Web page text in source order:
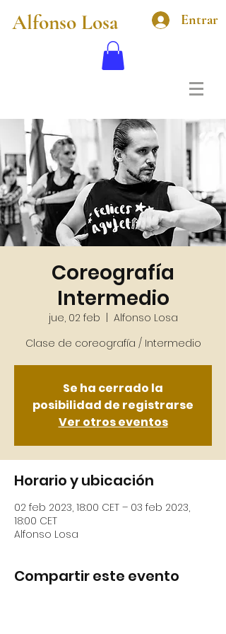
Alfonso Losa Entrar
Coreografía
Intermedio
jue, 02 feb
  |
Alfonso Losa
Se ha cerrado la
posibilidad de registrarse
Ver otros eventos
Horario y ubicación
02 feb 2023, 18:00 CET – 03 feb 2023,
18:00 CET
Alfonso Losa
Compartir este evento